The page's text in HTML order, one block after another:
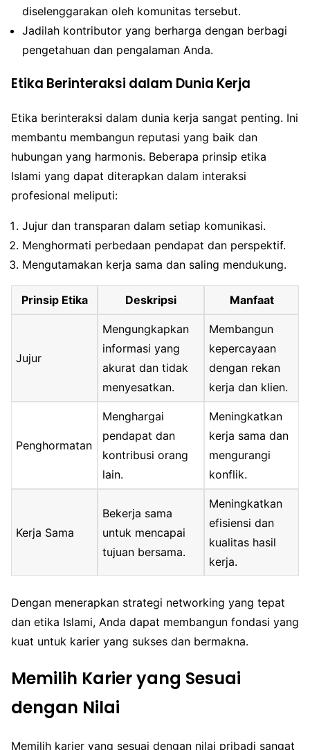
diselenggarakan oleh komunitas tersebut.
Jadilah kontributor yang berharga dengan berbagi
pengetahuan dan pengalaman Anda.
Etika Berinteraksi dalam Dunia Kerja
Etika berinteraksi dalam dunia kerja sangat penting. Ini
membantu membangun reputasi yang baik dan
hubungan yang harmonis. Beberapa prinsip etika
Islami yang dapat diterapkan dalam interaksi
profesional meliputi:
Jujur dan transparan dalam setiap komunikasi.
Menghormati perbedaan pendapat dan perspektif.
Mengutamakan kerja sama dan saling mendukung.
Prinsip Etika Deskripsi Manfaat
Jujur
Mengungkapkan
informasi yang
akurat dan tidak
menyesatkan.
Membangun
kepercayaan
dengan rekan
kerja dan klien.
Penghormatan
Menghargai
pendapat dan
kontribusi orang
lain.
Meningkatkan
kerja sama dan
mengurangi
konflik.
Kerja Sama
Bekerja sama
untuk mencapai
tujuan bersama.
Meningkatkan
efisiensi dan
kualitas hasil
kerja.
Dengan menerapkan strategi networking yang tepat
dan etika Islami, Anda dapat membangun fondasi yang
kuat untuk karier yang sukses dan bermakna.
Memilih Karier yang Sesuai
dengan Nilai
Memilih karier yang sesuai dengan nilai pribadi sangat